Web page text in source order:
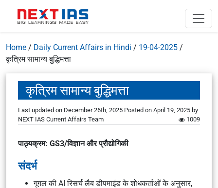
Home / Daily Current Affairs in Hindi / 19-04-2025 /
कृत्रिम सामान्य बुद्धिमत्ता
कृत्रिम सामान्य बुद्धिमत्ता
Last updated on December 26th, 2025 Posted on April 19, 2025 by
NEXT IAS Current Affairs Team
1009
पाठ्यक्रम: GS3/विज्ञान और प्रौद्योगिकी
संदर्भ
गूगल की AI रिसर्च लैब डीपमाइंड के शोधकर्ताओं के अनुसार,